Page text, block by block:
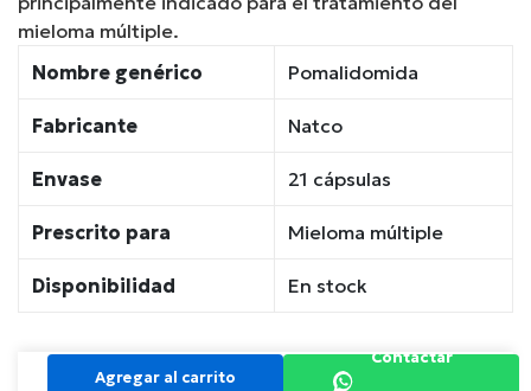
mieloma múltiple.
Nombre genérico
Pomalidomida
Fabricante Natco
Envase 21 cápsulas
Prescrito para Mieloma múltiple
Disponibilidad En stock
Agregar al carrito
Contactar